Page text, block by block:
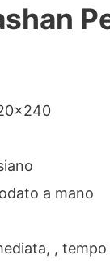
a mano
,